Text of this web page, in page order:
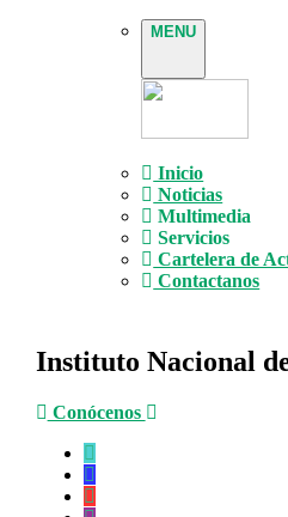
MENU
Inicio
Noticias
Multimedia
Servicios
Cartelera de
Contactanos
Instituto Nacional
Conócenos